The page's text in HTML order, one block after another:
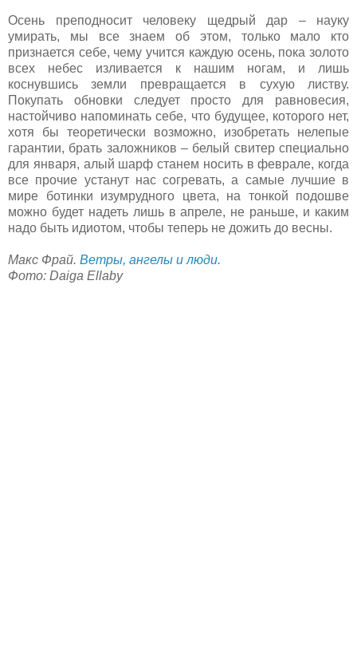
Осень преподносит человеку щедрый дар – науку
умирать, мы все знаем об этом, только мало кто
признается себе, чему учится каждую осень, пока золото
всех небес изливается к нашим ногам, и лишь
коснувшись земли превращается в сухую листву.
Покупать обновки следует просто для равновесия,
настойчиво напоминать себе, что будущее, которого нет,
хотя бы теоретически возможно, изобретать нелепые
гарантии, брать заложников – белый свитер специально
для января, алый шарф станем носить в феврале, когда
все прочие устанут нас согревать, а самые лучшие в
мире ботинки изумрудного цвета, на тонкой подошве
можно будет надеть лишь в апреле, не раньше, и каким
надо быть идиотом, чтобы теперь не дожить до весны.
Макс Фрай. Ветры, ангелы и люди.
Фото: Daiga Ellaby